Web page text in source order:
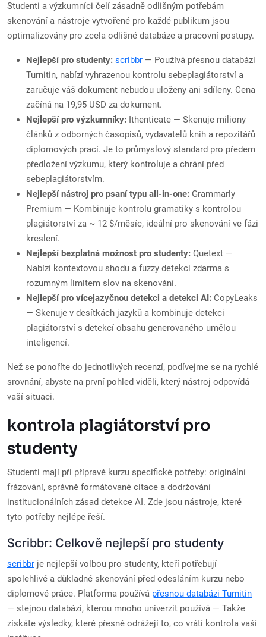
Studenti a výzkumníci čelí zásadně odlišným potřebám
skenování a nástroje vytvořené pro každé publikum jsou
optimalizovány pro zcela odlišné databáze a pracovní postupy.
Nejlepší pro studenty: scribbr — Používá přesnou databázi
Turnitin, nabízí vyhrazenou kontrolu sebeplagiátorství a
zaručuje váš dokument nebudou uloženy ani sdíleny. Cena
začíná na 19,95 USD za dokument.
Nejlepší pro výzkumníky: Ithenticate — Skenuje miliony
článků z odborných časopisů, vydavatelů knih a repozitářů
diplomových prací. Je to průmyslový standard pro předem
předložení výzkumu, který kontroluje a chrání před
sebeplagiátorstvím.
Nejlepší nástroj pro psaní typu all-in-one: Grammarly
Premium — Kombinuje kontrolu gramatiky s kontrolou
plagiátorství za ~ 12 $/měsíc, ideální pro skenování ve fázi
kreslení.
Nejlepší bezplatná možnost pro studenty: Quetext —
Nabízí kontextovou shodu a fuzzy detekci zdarma s
rozumným limitem slov na skenování.
Nejlepší pro vícejazyčnou detekci a detekci AI: CopyLeaks
— Skenuje v desítkách jazyků a kombinuje detekci
plagiátorství s detekcí obsahu generovaného umělou
inteligencí.
Než se ponoříte do jednotlivých recenzí, podívejme se na rychlé
srovnání, abyste na první pohled viděli, který nástroj odpovídá
vaší situaci.
kontrola plagiátorství pro
studenty
Studenti mají při přípravě kurzu specifické potřeby: originální
frázování, správně formátované citace a dodržování
institucionálních zásad detekce AI. Zde jsou nástroje, které
tyto potřeby nejlépe řeší.
Scribbr: Celkově nejlepší pro studenty
scribbr je nejlepší volbou pro studenty, kteří potřebují
spolehlivé a důkladné skenování před odesláním kurzu nebo
diplomové práce. Platforma používá přesnou databázi Turnitin
— stejnou databázi, kterou mnoho univerzit používá — Takže
získáte výsledky, které přesně odrážejí to, co vrátí kontrola vaší